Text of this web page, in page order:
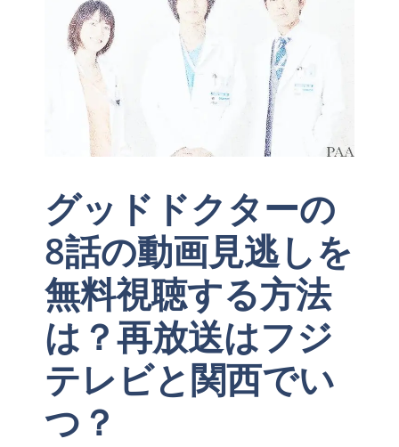
グッドドクターの
8話の動画見逃しを
無料視聴する方法
は？再放送はフジ
テレビと関西でい
つ？